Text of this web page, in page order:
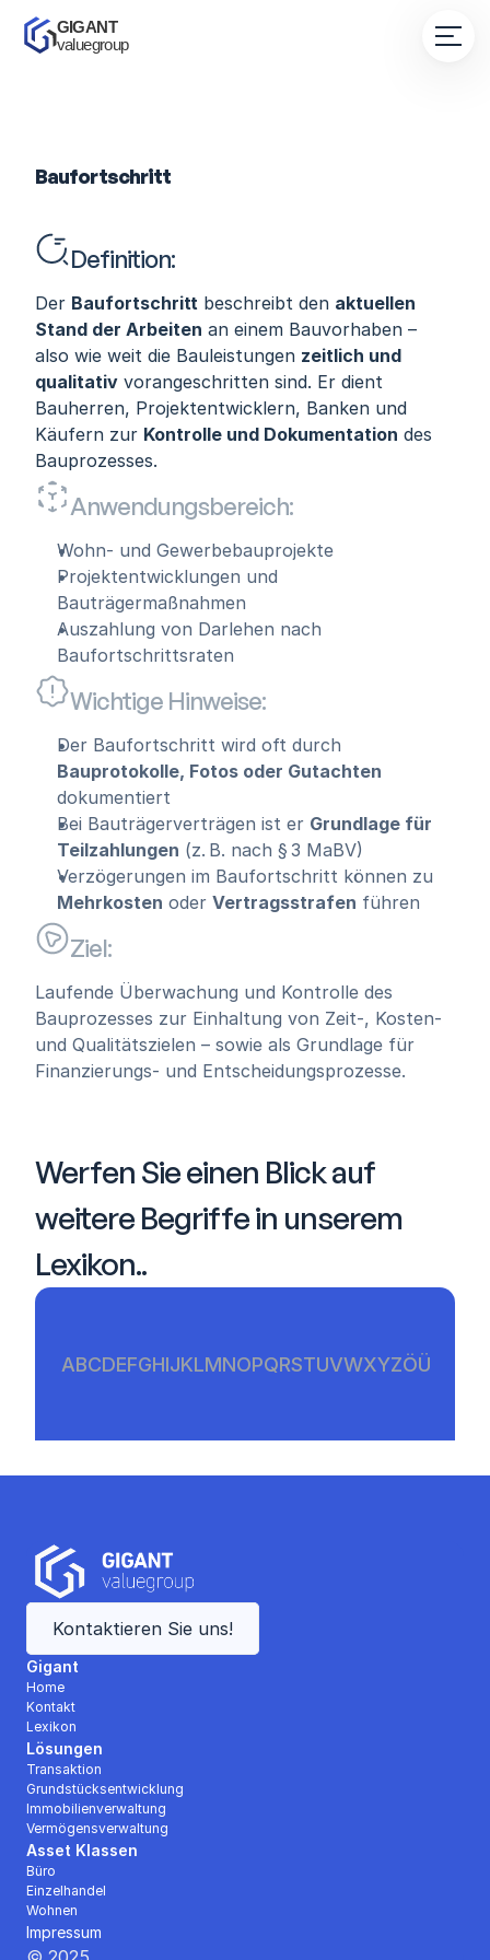
Baufortschritt
Definition:
Der Baufortschritt beschreibt den aktuellen
Stand der Arbeiten an einem Bauvorhaben –
also wie weit die Bauleistungen zeitlich und
qualitativ vorangeschritten sind. Er dient
Bauherren, Projektentwicklern, Banken und
Käufern zur Kontrolle und Dokumentation des
Bauprozesses.
Anwendungsbereich:
Wohn- und Gewerbebauprojekte
Projektentwicklungen und
Bauträgermaßnahmen
Auszahlung von Darlehen nach
Baufortschrittsraten
Wichtige Hinweise:
Bauprotokolle, Fotos oder Gutachten
dokumentiert
Bei Bauträgerverträgen ist er Grundlage für
Teilzahlungen (z. B. nach § 3 MaBV)
Mehrkosten oder Vertragsstrafen führen
Ziel:
Laufende Überwachung und Kontrolle des
Bauprozesses zur Einhaltung von Zeit-, Kosten-
und Qualitätszielen – sowie als Grundlage für
Finanzierungs- und Entscheidungsprozesse.
Werfen Sie einen Blick auf
weitere Begriffe in unserem
Lexikon..
ABCDEFGHIJKLMNOPQRSTUVWXYZÖÜ
Kontaktieren Sie uns!
Gigant
Home
Kontakt
Lexikon
Lösungen
Transaktion
Grundstücksentwicklung
Immobilienverwaltung
Vermögensverwaltung
Asset Klassen
Büro
Einzelhandel
Wohnen
Impressum
GIGANT
valuegroup